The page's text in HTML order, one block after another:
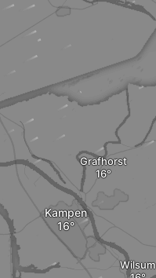
Grafhorst
Kampen
Wilsum